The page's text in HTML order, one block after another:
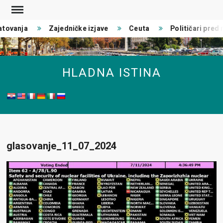
Skip
content
Zajedničke izjave Ceuta Političari pred
HLADNA ISTINA
glasovanje_11_07_2024